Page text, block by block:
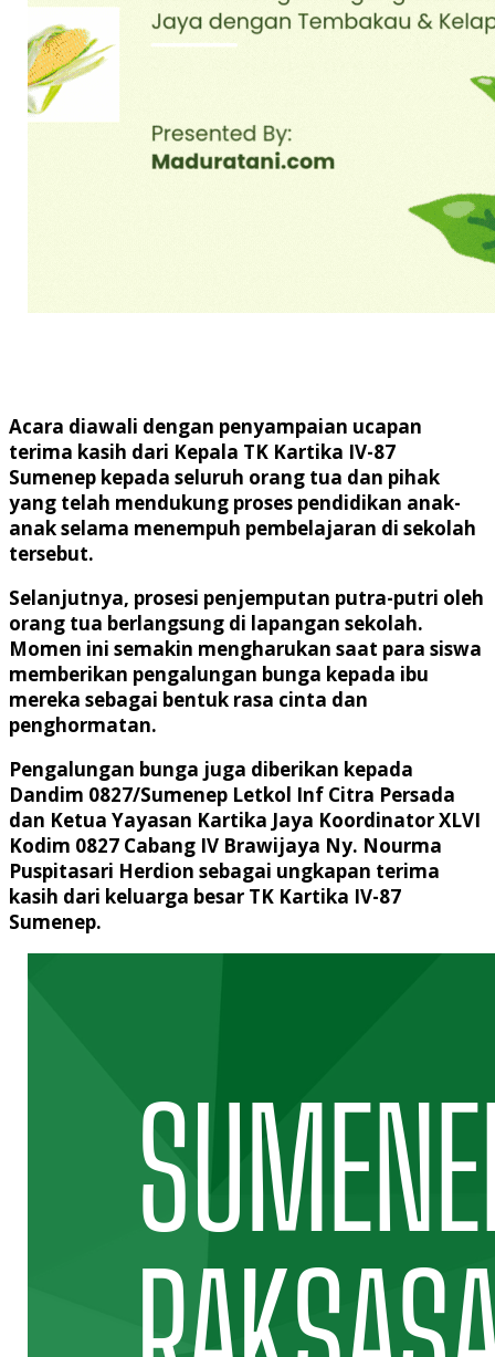
Acara diawali dengan penyampaian ucapan
terima kasih dari Kepala TK Kartika IV-87
Sumenep kepada seluruh orang tua dan pihak
yang telah mendukung proses pendidikan anak-
anak selama menempuh pembelajaran di sekolah
tersebut.
Selanjutnya, prosesi penjemputan putra-putri oleh
orang tua berlangsung di lapangan sekolah.
Momen ini semakin mengharukan saat para siswa
memberikan pengalungan bunga kepada ibu
mereka sebagai bentuk rasa cinta dan
penghormatan.
Pengalungan bunga juga diberikan kepada
Dandim 0827/Sumenep Letkol Inf Citra Persada
dan Ketua Yayasan Kartika Jaya Koordinator XLVI
Kodim 0827 Cabang IV Brawijaya Ny. Nourma
Puspitasari Herdion sebagai ungkapan terima
kasih dari keluarga besar TK Kartika IV-87
Sumenep.